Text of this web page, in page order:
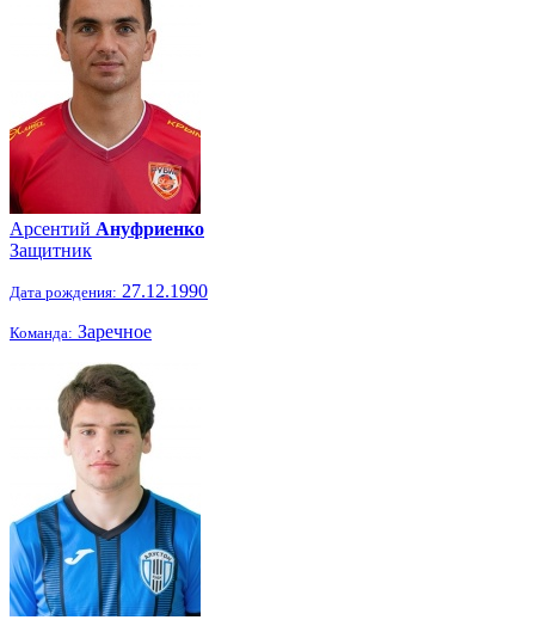
Арсентий Ануфриенко
Защитник
Дата рождения: 27.12.1990
Команда: Заречное